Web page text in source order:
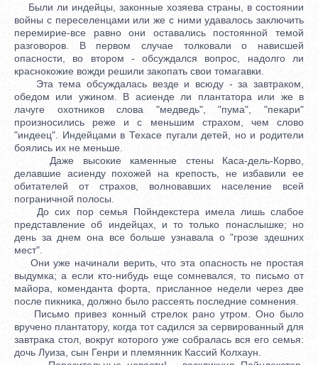
Были ли индейцы, законные хозяева страны, в состоянии
войны с переселенцами или же с ними удавалось заключить
перемирие-все равно они оставались постоянной темой
разговоров. В первом случае толковали о нависшей
опасности, во втором - обсуждался вопрос, надолго ли
краснокожие вожди решили закопать свои томагавки.
Эта тема обсуждалась везде и всюду - за завтраком,
обедом или ужином. В асиенде ли плантатора или же в
лачуге охотников слова "медведь", "пума", "пекари"
произносились реже и с меньшим страхом, чем слово
"индеец". Индейцами в Техасе пугали детей, но и родители
боялись их не меньше.
Даже высокие каменные стены Каса-дель-Корво,
делавшие асиенду похожей на крепость, не избавили ее
обитателей от страхов, волновавших население всей
пограничной полосы.
До сих пор семья Пойндекстера имела лишь слабое
представление об индейцах, и то только понаслышке; но
день за днем она все больше узнавала о "грозе здешних
мест".
Они уже начинали верить, что эта опасность не простая
выдумка; а если кто-нибудь еще сомневался, то письмо от
майора, коменданта форта, присланное недели через две
после пикника, должно было рассеять последние сомнения.
Письмо привез конный стрелок рано утром. Оно было
вручено плантатору, когда тот садился за сервированный для
завтрака стол, вокруг которого уже собралась вся его семья:
дочь Луиза, сын Генри и племянник Кассий Колхаун.